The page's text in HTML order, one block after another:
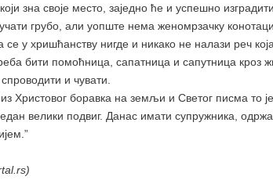
зна своје место, заједно ће и успешно
грубо, али уопште нема женомрзачку
у хришћанству нигде и никако не налази реч
бити помоћница, сапатница и сапутница кроз
и чувати.
Христовог боравка на земљи и Светог писма то
велики подвиг. Данас имати супружника,